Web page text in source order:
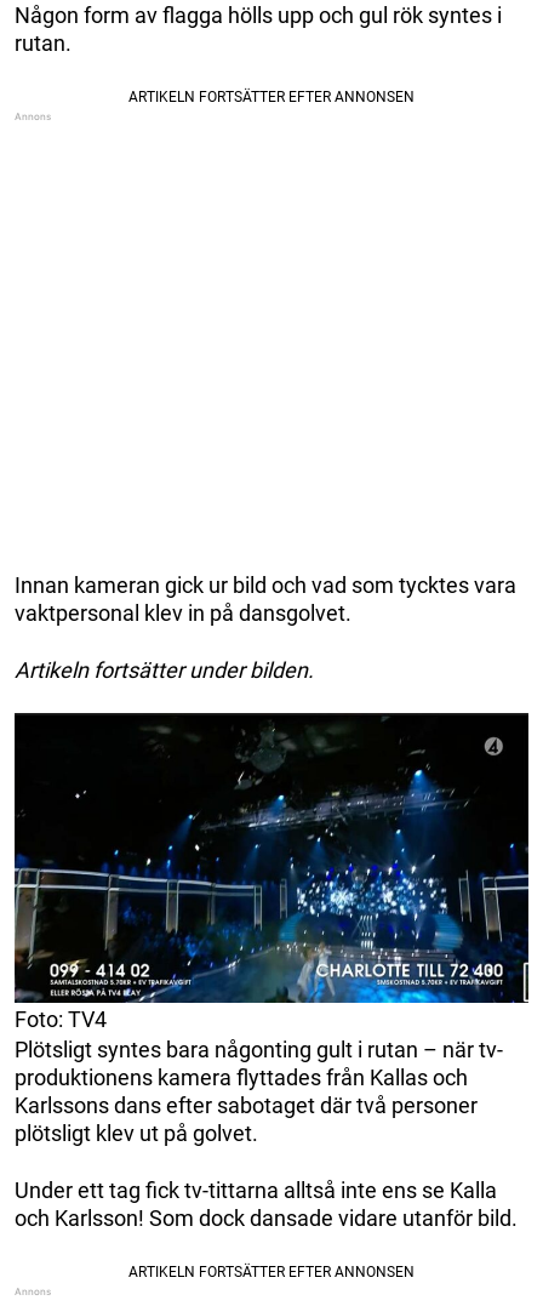
Någon form av flagga hölls upp och gul rök syntes i
rutan.
Innan kameran gick ur bild och vad som tycktes vara
vaktpersonal klev in på dansgolvet.
Artikeln fortsätter under bilden.
Foto: TV4
Plötsligt syntes bara någonting gult i rutan – när tv-
produktionens kamera flyttades från Kallas och
Karlssons dans efter sabotaget där två personer
plötsligt klev ut på golvet.
Under ett tag fick tv-tittarna alltså inte ens se Kalla
och Karlsson! Som dock dansade vidare utanför bild.